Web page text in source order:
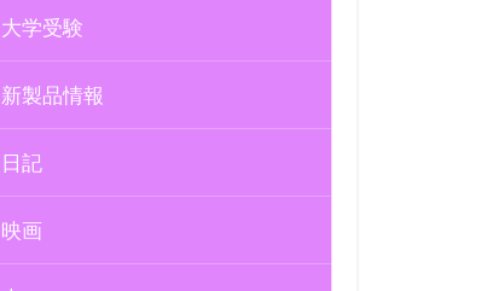
大学受験
新製品情報
日記
映画